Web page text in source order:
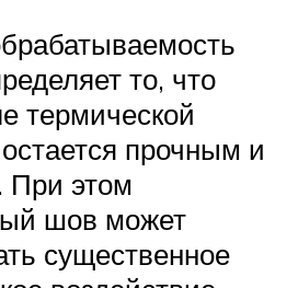
то, что
термической
прочным и
этом
шов может
существенное